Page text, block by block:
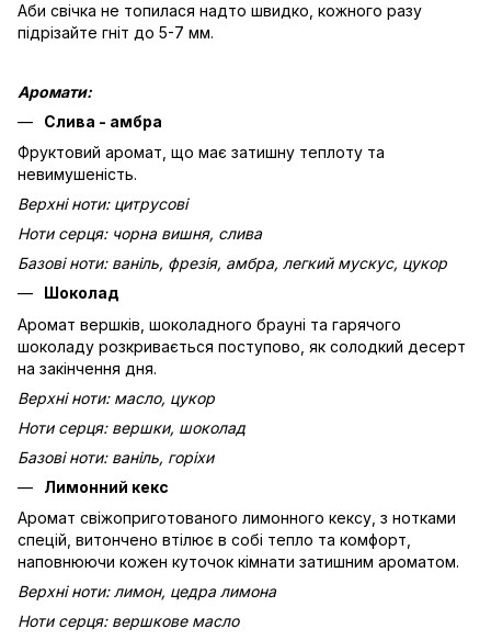
Аби свічка не топилася надто швидко, кожного разу
підрізайте гніт до 5-7 мм.
Аромати:
Слива - амбра
Фруктовий аромат, що має затишну теплоту та
невимушеність.
Верхні ноти: цитрусові
Ноти серця: чорна вишня, слива
Базові ноти: ваніль, фрезія, амбра, легкий мускус, цукор
Шоколад
Аромат вершків, шоколадного брауні та гарячого
шоколаду розкривається поступово, як солодкий десерт
на закінчення дня.
Верхні ноти: масло, цукор
Ноти серця: вершки, шоколад
Базові ноти: ваніль, горіхи
Лимонний кекс
Аромат свіжоприготованого лимонного кексу, з нотками
спецій, витончено втілює в собі тепло та комфорт,
наповнюючи кожен куточок кімнати затишним ароматом.
Верхні ноти: лимон, цедра лимона
Ноти серця: вершкове масло